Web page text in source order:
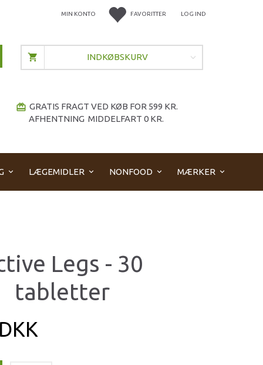
FAVORITTER LOG IND
MIN KONTO
redeem GRATIS FRAGT VED KØB FOR 599 KR.
AFHENTNING MIDDELFART 0 KR.
INDKØBSKURV
LÆGEMIDLER NONFOOD MÆRKER
Legs - 30
tabletter